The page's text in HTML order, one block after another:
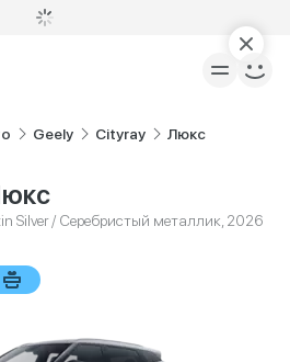
Geely Cityray Люкс
Silver / Серебристый металлик, 2026